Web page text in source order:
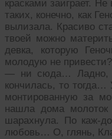
красками заиграет.
таких, конечно, как
вылизала. Красиво
твоей можно
девка, которую
молодую не
— ни сюда… Ладно,
кончилась, то
монтированную за
нашла дома молоток
шарахнула. По каж-
любовь… О, глянь,